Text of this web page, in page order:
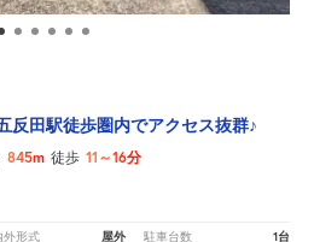
反田駅徒歩圏内でアクセス抜群♪
845m 徒歩 11～16分
外形式 屋外 駐車台数 1台